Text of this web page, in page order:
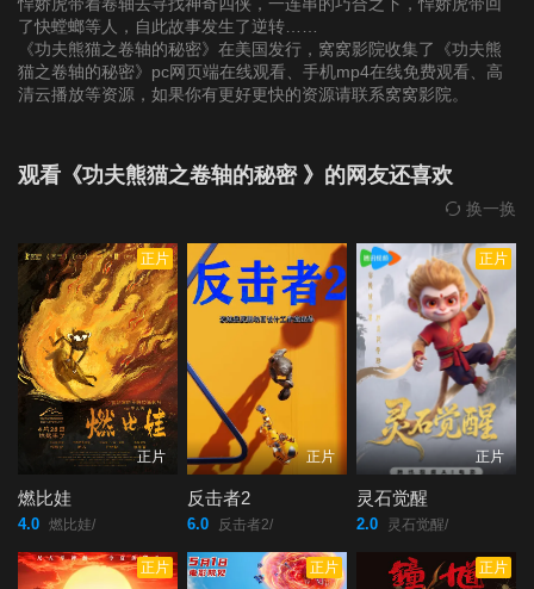
了快螳螂等人，自此故事发生了逆转……
《功夫熊猫之卷轴的秘密》在美国发行，窝窝影院收集了《功夫熊
猫之卷轴的秘密》pc网页端在线观看、手机mp4在线免费观看、高
清云播放等资源，如果你有更好更快的资源请联系窝窝影院。
观看《功夫熊猫之卷轴的秘密 》的网友还喜欢
换一换
正片
正片
燃比娃
4.0 燃比娃/
正片
反击者2
6.0 反击者2/
正片
正片
灵石觉醒
2.0 灵石觉醒/
正片 正片 正片